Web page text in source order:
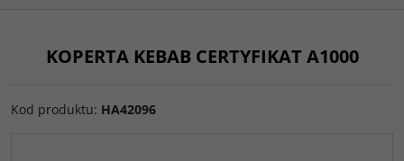
KOPERTA KEBAB CERTYFIKAT A1000
Kod produktu: HA42096